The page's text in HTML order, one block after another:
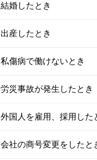
結婚したとき
出産したとき
私傷病で働けないとき
労災事故が発生したとき
外国人を雇用、採用した
会社の商号変更をしたと